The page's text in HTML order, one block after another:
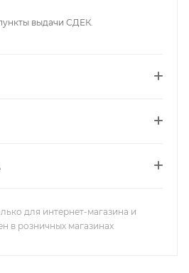
выдачи СДЕК.
для интернет-магазина и
в розничных магазинах